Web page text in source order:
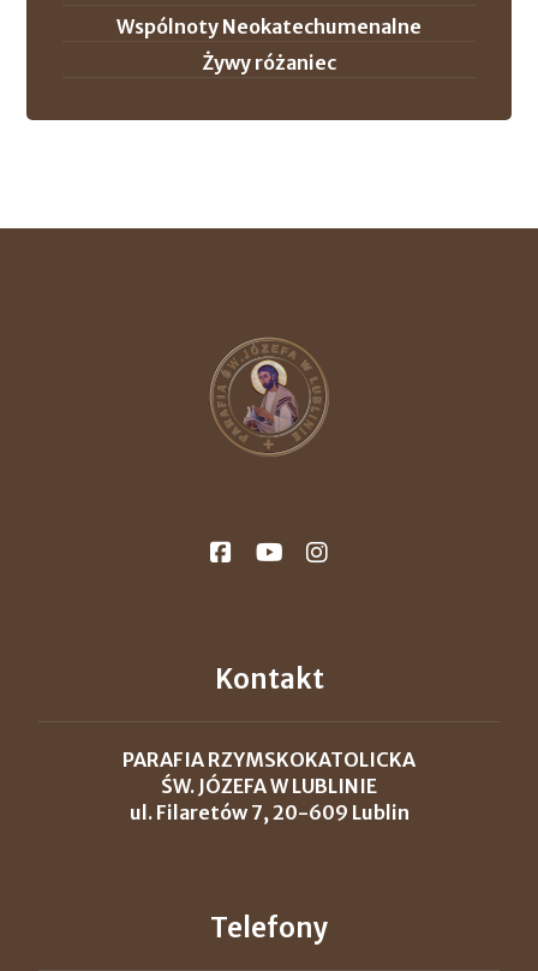
Wspólnoty Neokatechumenalne
Żywy różaniec
Kontakt
PARAFIA RZYMSKOKATOLICKA
ŚW. JÓZEFA W LUBLINIE
ul. Filaretów 7, 20-609 Lublin
Telefony